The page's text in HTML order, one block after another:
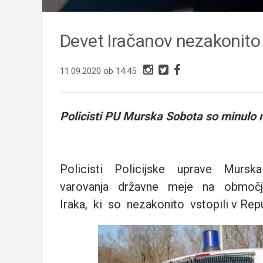
Devet Iračanov
11.09.2020 ob 14:45
Policisti PU Murska Sobota so minulo
Policisti Policijske uprave
varovanja državne meje na
Iraka, ki so nezakonito vstopili v